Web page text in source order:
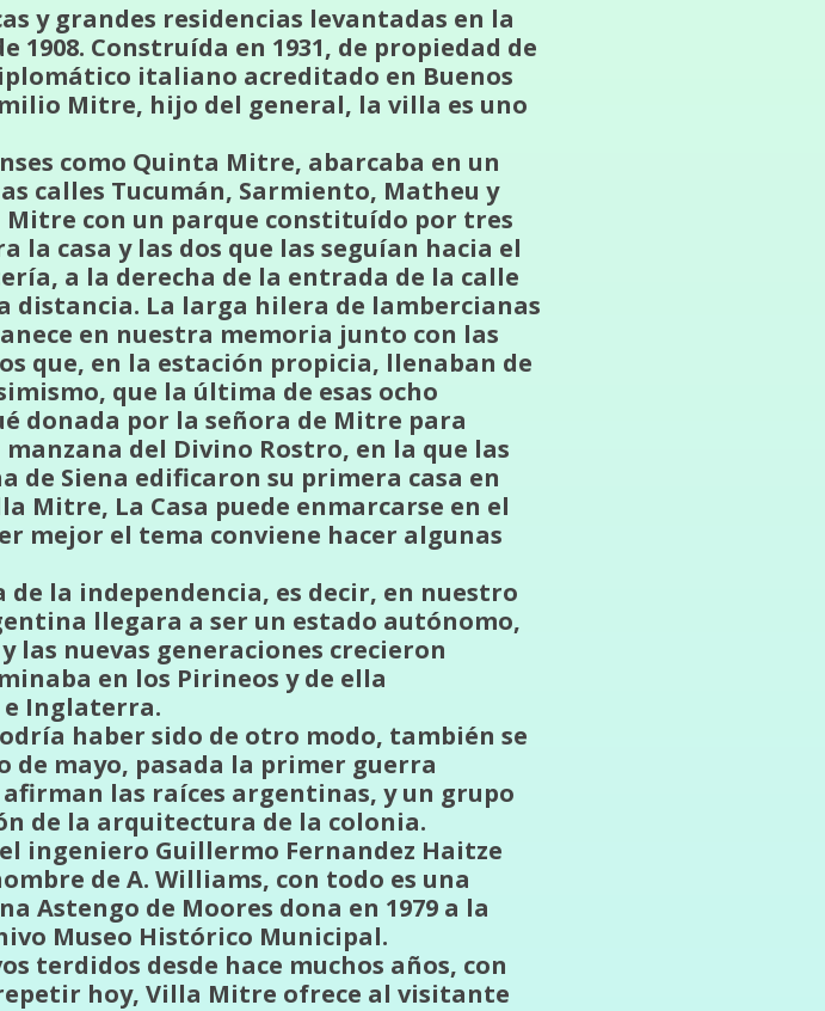
y grandes residencias levantadas en la
Construída en 1931, de propiedad de
italiano acreditado en Buenos
Mitre, hijo del general, la villa es uno
como Quinta Mitre, abarcaba en un
calles Tucumán, Sarmiento, Matheu y
con un parque constituído por tres
la casa y las dos que las seguían hacia el
a la derecha de la entrada de la calle
distancia. La larga hilera de lambercianas
en nuestra memoria junto con las
que, en la estación propicia, llenaban de
que la última de esas ocho
donada por la señora de Mitre para
del Divino Rostro, en la que las
de Siena edificaron su primera casa en
Mitre, La Casa puede enmarcarse en el
mejor el tema conviene hacer algunas
de la independencia, es decir, en nuestro
llegara a ser un estado autónomo,
las nuevas generaciones crecieron
en los Pirineos y de ella
e Inglaterra.
haber sido de otro modo, también se
de mayo, pasada la primer guerra
las raíces argentinas, y un grupo
de la arquitectura de la colonia.
ingeniero Guillermo Fernandez Haitze
de A. Williams, con todo es una
Astengo de Moores dona en 1979 a la
Museo Histórico Municipal.
terdidos desde hace muchos años, con
hoy, Villa Mitre ofrece al visitante